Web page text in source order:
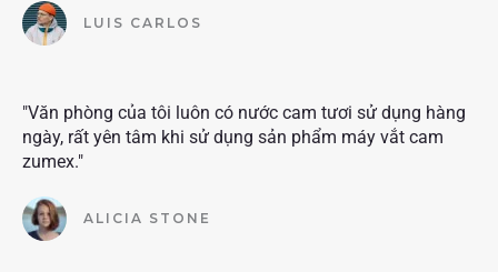
LUIS CARLOS
"Văn phòng của tôi luôn có nước cam tươi sử dụng hàng
ngày, rất yên tâm khi sử dụng sản phẩm máy vắt cam
zumex."
ALICIA STONE